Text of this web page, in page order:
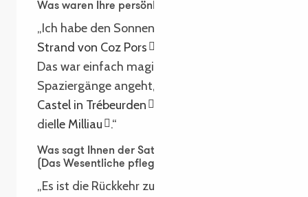
Was waren Ihre persönlichen Highlights?
„Ich habe den Sonnenuntergang am
Strand von Coz Pors
Das war einfach magisch! Und was
Spaziergänge angeht, die Landenge von
Castel in Trébeurden
dieIle Milliau .“
Was sagt Ihnen der Satz „Cultiver l’essentiel“
(Das Wesentliche pflegen)?
„Es ist die Rückkehr zu einfachen und